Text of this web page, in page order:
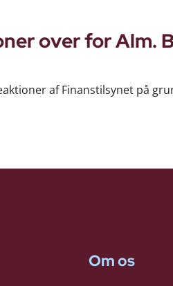
over for Alm.
af Finanstilsynet på
Om os